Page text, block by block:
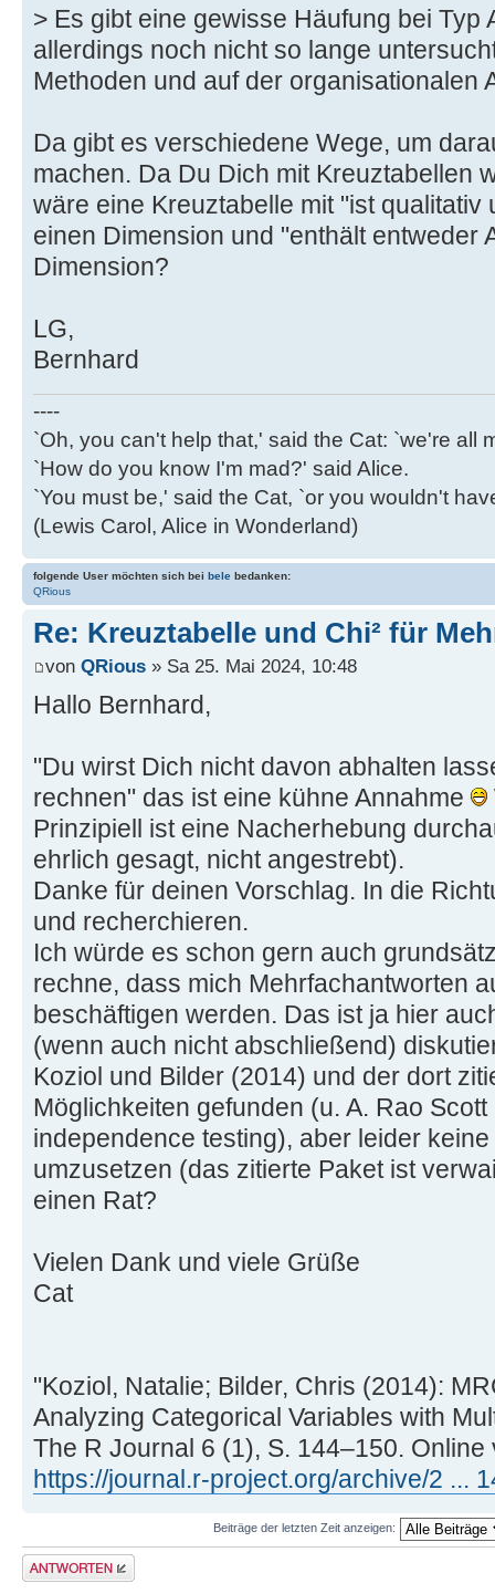
> Es gibt eine gewisse Häufung bei Typ
allerdings noch nicht so lange
Methoden und auf der organisationalen
Da gibt es verschiedene Wege, um
machen. Da Du Dich mit Kreuztabellen
wäre eine Kreuztabelle mit "ist qualitativ
einen Dimension und "enthält entweder
Dimension?
LG,
Bernhard
----
`Oh, you can't help that,' said the Cat: `we're all
`How do you know I'm mad?' said Alice.
`You must be,' said the Cat, `or you wouldn't
(Lewis Carol, Alice in Wonderland)
folgende User möchten sich bei bele bedanken:
QRious
Re: Kreuztabelle und Chi² für
von QRious » Sa 25. Mai 2024, 10:48
Hallo Bernhard,
"Du wirst Dich nicht davon abhalten
rechnen" das ist eine kühne Annahme
Prinzipiell ist eine Nacherhebung
ehrlich gesagt, nicht angestrebt).
Danke für deinen Vorschlag. In die
und recherchieren.
Ich würde es schon gern auch
rechne, dass mich Mehrfachantworten
beschäftigen werden. Das ist ja hier
(wenn auch nicht abschließend)
Koziol und Bilder (2014) und der dort
Möglichkeiten gefunden (u. A. Rao
independence testing), aber leider
umzusetzen (das zitierte Paket ist
einen Rat?
Vielen Dank und viele Grüße
Cat
"Koziol, Natalie; Bilder, Chris (2014):
Analyzing Categorical Variables with
The R Journal 6 (1), S. 144–150.
https://journal.r-project.org/archive/2 ...
Beiträge der letzten Zeit anzeigen:
Antwort erstellen